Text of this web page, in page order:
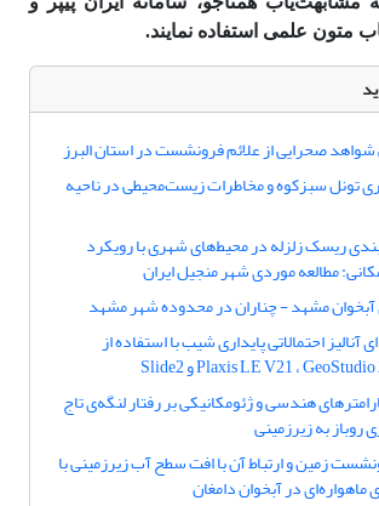
متون علمی استفاده نمایند.
شواهد صحرایی از علائم فرونشست در استان البرز
تونل سبزکوه و مخاطرات زیست‌محیطی در ناحیه
ریسک زلزله در محیط‌های شهری با رویکرد
مطالعه موردی شهر منجیل ایران
آبخوان مشهد - چناران در محدوده شهر مشهد
آنالیز احتمالاتی پایداری شیب با استفاده از
هندسی و ژئومکانیکی بر رفتار لنگه‌ی تاج
روباز به زیرزمینی
زمین و ارتباط آن با افت سطح آب زیرزمینی با
ماهواره‌ای در آبخوان دامغان